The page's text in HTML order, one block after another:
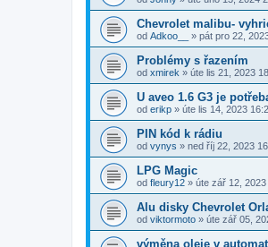
Chevrolet malibu-
od Adkoo__ » pát pro 22,
Problémy s řazením
od xmirek » úte lis 21, 2023
U aveo 1.6 G3 je
od erikp » úte lis 14, 2023
PIN kód k rádiu
od vynys » ned říj 22, 2023
LPG Magic
od fleury12 » úte zář 12, 2023
Alu disky Chevrolet
od viktormoto » úte zář 05,
výměna oleje v